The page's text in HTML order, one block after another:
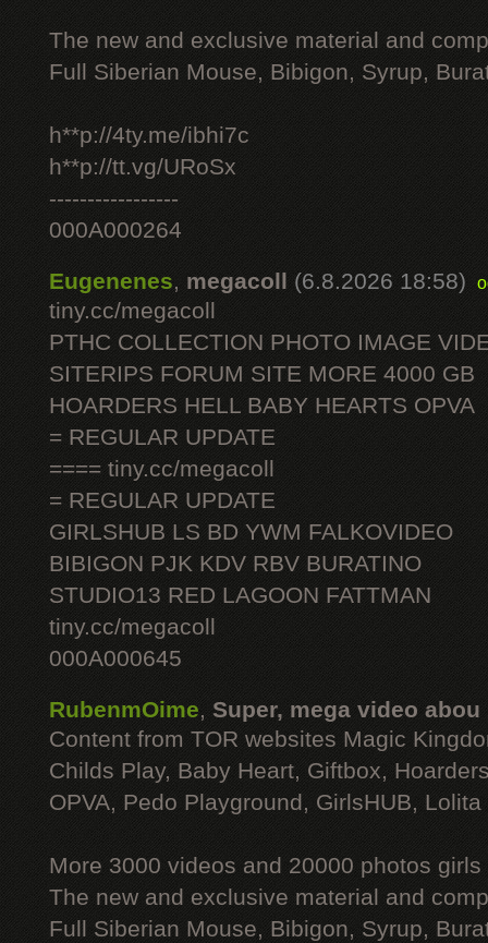
The new and exclusive material and
Full Siberian Mouse, Bibigon, Syrup,
h**p://4ty.me/ibhi7c
h**p://tt.vg/URoSx
-----------------
000A000264
Eugenenes, megacoll (6.8.2026 18:58)
tiny.cc/megacoll
PTHC COLLECTION PHOTO IMAGE
SITERIPS FORUM SITE MORE 4000 GB
HOARDERS HELL BABY HEARTS OPVA
= REGULAR UPDATE
==== tiny.cc/megacoll
= REGULAR UPDATE
GIRLSHUB LS BD YWM FALKOVIDEO
BIBIGON PJK KDV RBV BURATINO
STUDIO13 RED LAGOON FATTMAN
tiny.cc/megacoll
000A000645
RubenmOime, Super, mega video abou
Content from TOR websites Magic
Childs Play, Baby Heart, Giftbox,
OPVA, Pedo Playground, GirlsHUB, Lolita
More 3000 videos and 20000 photos
The new and exclusive material and
Full Siberian Mouse, Bibigon, Syrup,